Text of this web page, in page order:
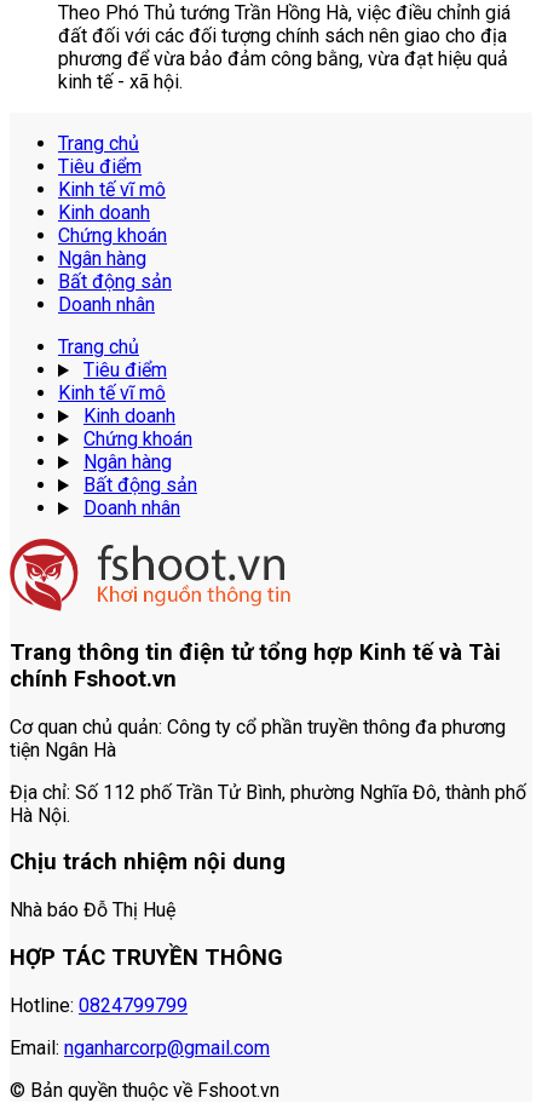
Theo Phó Thủ tướng Trần Hồng Hà, việc điều chỉnh giá
đất đối với các đối tượng chính sách nên giao cho địa
phương để vừa bảo đảm công bằng, vừa đạt hiệu quả
kinh tế - xã hội.
Trang chủ
Tiêu điểm
Kinh tế vĩ mô
Kinh doanh
Chứng khoán
Ngân hàng
Bất động sản
Doanh nhân
Trang chủ
Tiêu điểm
Kinh tế vĩ mô
Kinh doanh
Chứng khoán
Ngân hàng
Bất động sản
Doanh nhân
Trang thông tin điện tử tổng hợp Kinh tế và Tài
chính Fshoot.vn
Cơ quan chủ quản: Công ty cổ phần truyền thông đa phương
tiện Ngân Hà
Địa chỉ: Số 112 phố Trần Tử Bình, phường Nghĩa Đô, thành phố
Hà Nội.
Chịu trách nhiệm nội dung
Nhà báo Đỗ Thị Huệ
HỢP TÁC TRUYỀN THÔNG
Hotline: 0824799799
Email: nganharcorp@gmail.com
© Bản quyền thuộc về Fshoot.vn